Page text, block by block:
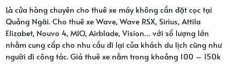
Là cửa hàng chuyên cho thuê xe máy không cần đặt cọc tại
Quảng Ngãi. Cho thuê xe Wave, Wave RSX, Sirius, Attila
Elizabet, Nouvo 4, MIO, Airblade, Vision… với số lượng lớn
nhằm cung cấp cho nhu cầu đi lại của khách du lịch cũng như
người đi công tác. Giá thuê xe nằm trong khoảng 100 – 150k